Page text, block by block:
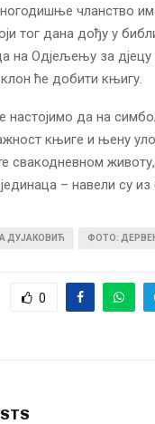
чланство
тог дана дођу у
на Одјељењу за
ће добити књигу.
настојимо да на
књиге и њену
свакодневном
– навели су из
ДУЈАКОВИЋ ФОТО:
0